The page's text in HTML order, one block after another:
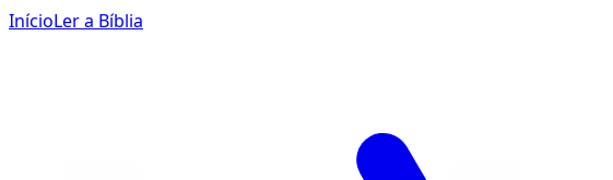
InícioLer a Bíblia